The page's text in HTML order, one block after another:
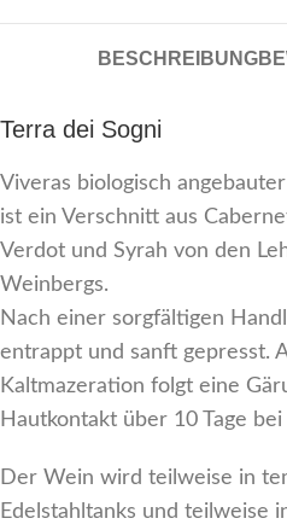
BESCHREIBUNG
Terra dei Sogni
Viveras biologisch
ist ein Verschnitt aus
Verdot und Syrah von den
Weinbergs.
Nach einer sorgfältigen
entrappt und sanft gepresst.
Kaltmazeration folgt eine
Hautkontakt über 10 Tage
Der Wein wird teilweise in
Edelstahltanks und teilweise